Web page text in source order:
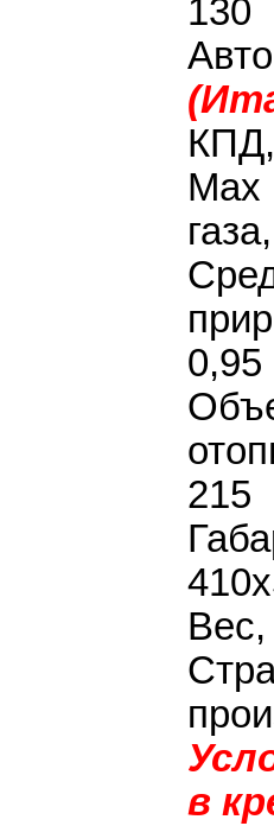
130
Мax
0,95
215
Вес,
в